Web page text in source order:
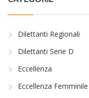
Dilettanti Regionali
Dilettanti Serie D
Eccellenza
Eccellenza Femminile